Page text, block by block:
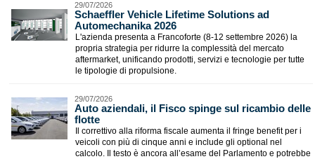
29/07/2026
​Schaeffler Vehicle Lifetime Solutions ad
Automechanika 2026
L'azienda presenta a Francoforte (8-12 settembre 2026) la
propria strategia per ridurre la complessità del mercato
aftermarket, unificando prodotti, servizi e tecnologie per tutte
le tipologie di propulsione.
29/07/2026
Auto aziendali, il Fisco spinge sul ricambio delle
flotte
Il correttivo alla riforma fiscale aumenta il fringe benefit per i
veicoli con più di cinque anni e include gli optional nel
calcolo. Il testo è ancora all’esame del Parlamento e potrebbe